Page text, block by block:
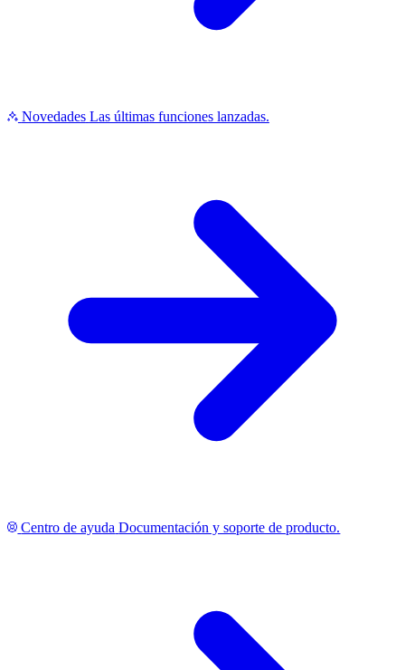
Novedades Las últimas funciones lanzadas.
Centro de ayuda Documentación y soporte de producto.